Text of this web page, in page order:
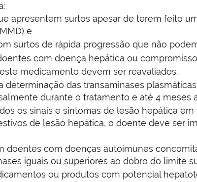
apresentem surtos apesar de terem feito
e
surtos de rápida progressão que não
com doença hepática ou
medicamento devem ser reavaliados.
das transaminases plasmáticas
durante o tratamento e até 4 meses
os sinais e sintomas de lesão hepática
de lesão hepática, o doente deve ser
doentes com doenças autoimunes
iguais ou superiores ao dobro do limite
ou produtos com potencial